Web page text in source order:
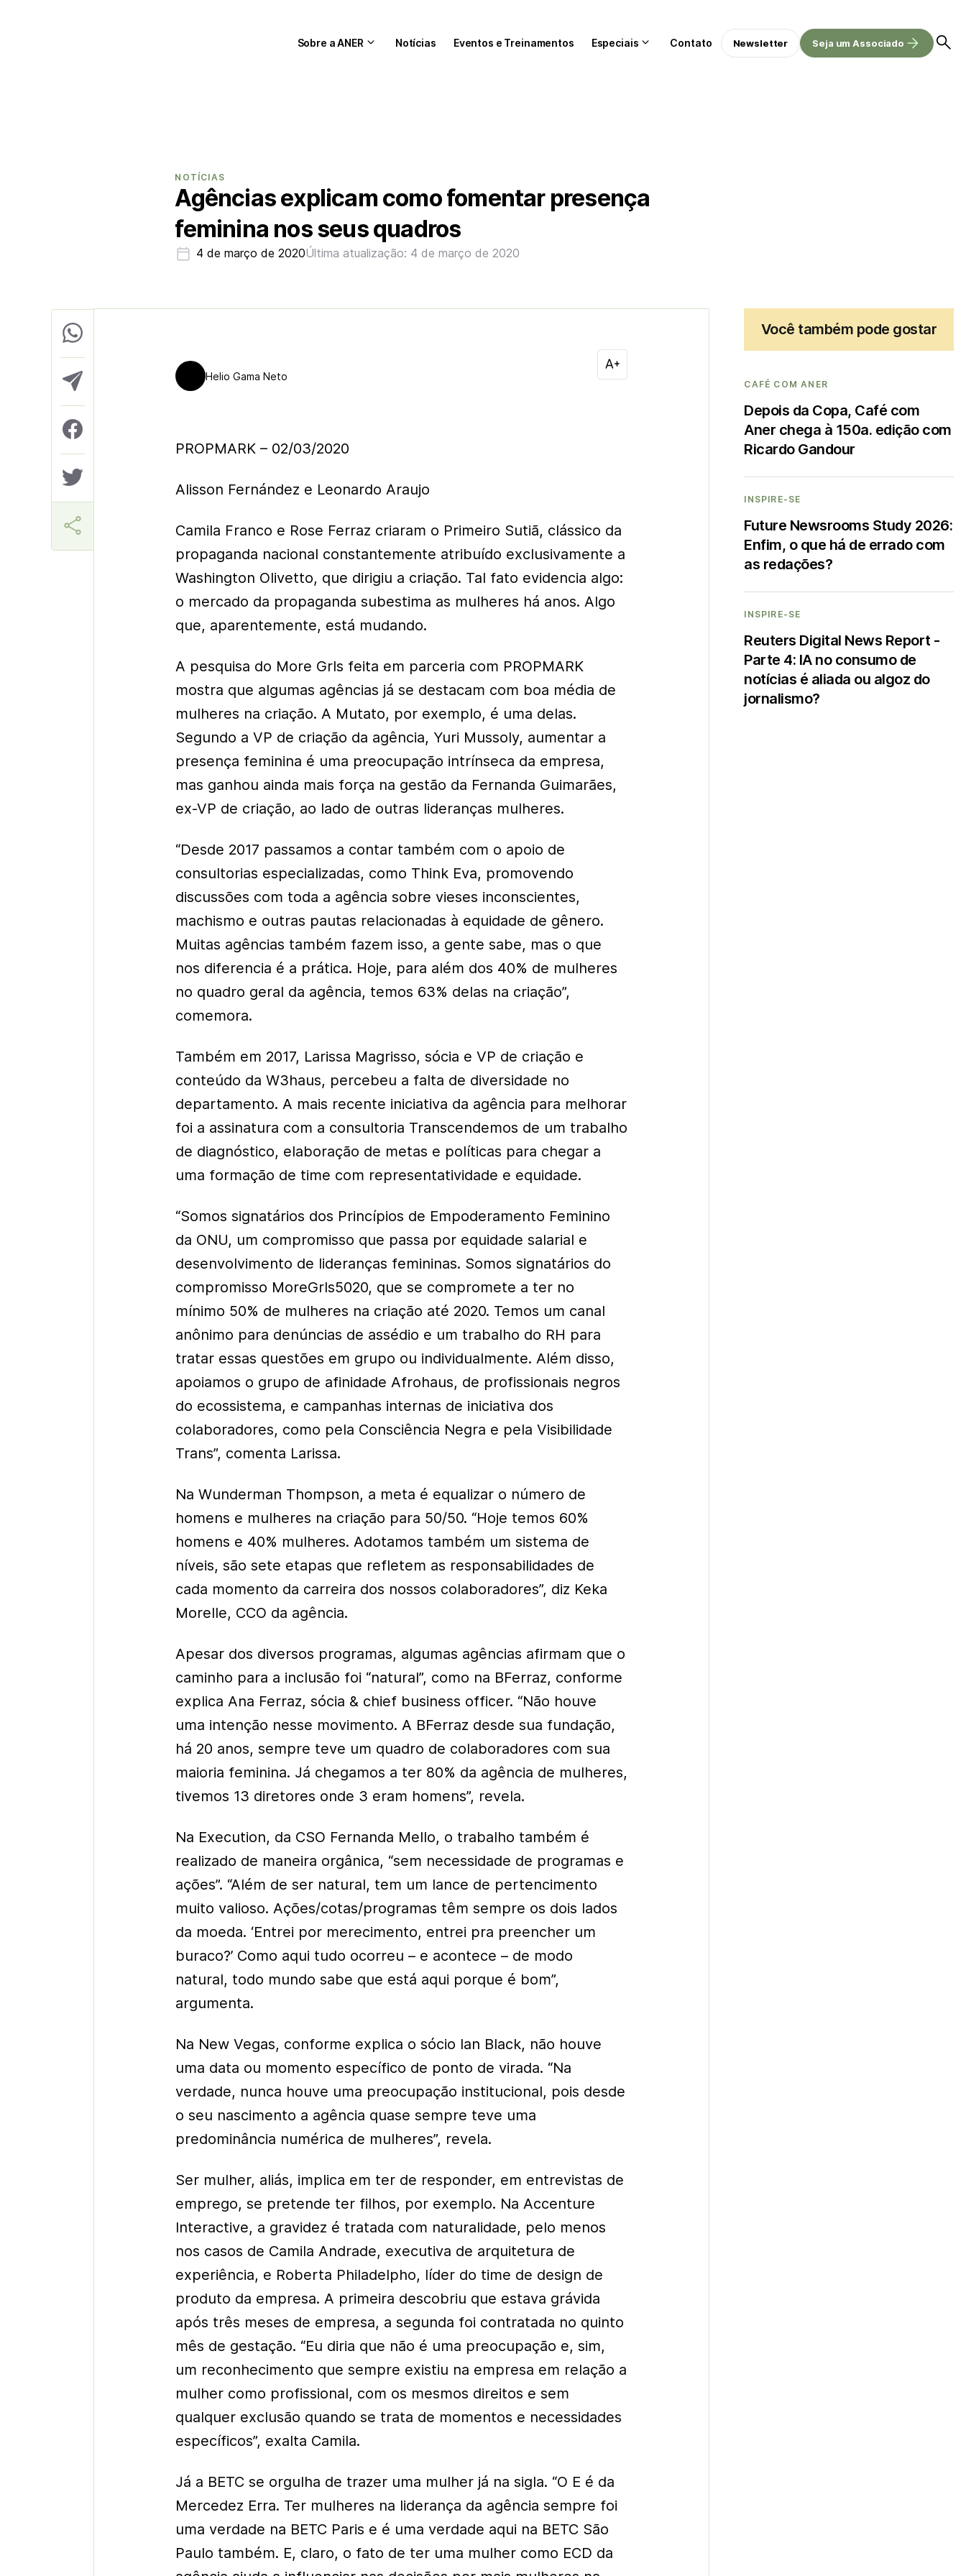
Sobre a ANER Notícias Eventos e Treinamentos Especiais Contato Newsletter Seja um Associado
NOTÍCIAS
Agências explicam como fomentar presença
feminina nos seus quadros
4 de março de 2020Última atualização: 4 de março de 2020
Helio Gama Neto
PROPMARK – 02/03/2020
Alisson Fernández e Leonardo Araujo
Camila Franco e Rose Ferraz criaram o Primeiro Sutiã, clássico da
propaganda nacional constantemente atribuído exclusivamente a
Washington Olivetto, que dirigiu a criação. Tal fato evidencia algo:
o mercado da propaganda subestima as mulheres há anos. Algo
que, aparentemente, está mudando.
A pesquisa do More Grls feita em parceria com PROPMARK
mostra que algumas agências já se destacam com boa média de
mulheres na criação. A Mutato, por exemplo, é uma delas.
Segundo a VP de criação da agência, Yuri Mussoly, aumentar a
presença feminina é uma preocupação intrínseca da empresa,
mas ganhou ainda mais força na gestão da Fernanda Guimarães,
ex-VP de criação, ao lado de outras lideranças mulheres.
“Desde 2017 passamos a contar também com o apoio de
consultorias especializadas, como Think Eva, promovendo
discussões com toda a agência sobre vieses inconscientes,
machismo e outras pautas relacionadas à equidade de gênero.
Muitas agências também fazem isso, a gente sabe, mas o que
nos diferencia é a prática. Hoje, para além dos 40% de mulheres
no quadro geral da agência, temos 63% delas na criação”,
comemora.
Também em 2017, Larissa Magrisso, sócia e VP de criação e
conteúdo da W3haus, percebeu a falta de diversidade no
departamento. A mais recente iniciativa da agência para melhorar
foi a assinatura com a consultoria Transcendemos de um trabalho
de diagnóstico, elaboração de metas e políticas para chegar a
uma formação de time com representatividade e equidade.
“Somos signatários dos Princípios de Empoderamento Feminino
da ONU, um compromisso que passa por equidade salarial e
desenvolvimento de lideranças femininas. Somos signatários do
compromisso MoreGrls5020, que se compromete a ter no
mínimo 50% de mulheres na criação até 2020. Temos um canal
anônimo para denúncias de assédio e um trabalho do RH para
tratar essas questões em grupo ou individualmente. Além disso,
apoiamos o grupo de afinidade Afrohaus, de profissionais negros
do ecossistema, e campanhas internas de iniciativa dos
colaboradores, como pela Consciência Negra e pela Visibilidade
Trans”, comenta Larissa.
Na Wunderman Thompson, a meta é equalizar o número de
homens e mulheres na criação para 50/50. “Hoje temos 60%
homens e 40% mulheres. Adotamos também um sistema de
níveis, são sete etapas que refletem as responsabilidades de
cada momento da carreira dos nossos colaboradores”, diz Keka
Morelle, CCO da agência.
Apesar dos diversos programas, algumas agências afirmam que o
caminho para a inclusão foi “natural”, como na BFerraz, conforme
explica Ana Ferraz, sócia & chief business officer. “Não houve
uma intenção nesse movimento. A BFerraz desde sua fundação,
há 20 anos, sempre teve um quadro de colaboradores com sua
maioria feminina. Já chegamos a ter 80% da agência de mulheres,
tivemos 13 diretores onde 3 eram homens”, revela.
Na Execution, da CSO Fernanda Mello, o trabalho também é
realizado de maneira orgânica, “sem necessidade de programas e
ações”. “Além de ser natural, tem um lance de pertencimento
muito valioso. Ações/cotas/programas têm sempre os dois lados
da moeda. ‘Entrei por merecimento, entrei pra preencher um
buraco?’ Como aqui tudo ocorreu – e acontece – de modo
natural, todo mundo sabe que está aqui porque é bom”,
argumenta.
Na New Vegas, conforme explica o sócio Ian Black, não houve
uma data ou momento específico de ponto de virada. “Na
verdade, nunca houve uma preocupação institucional, pois desde
o seu nascimento a agência quase sempre teve uma
predominância numérica de mulheres”, revela.
Ser mulher, aliás, implica em ter de responder, em entrevistas de
emprego, se pretende ter filhos, por exemplo. Na Accenture
Interactive, a gravidez é tratada com naturalidade, pelo menos
nos casos de Camila Andrade, executiva de arquitetura de
experiência, e Roberta Philadelpho, líder do time de design de
produto da empresa. A primeira descobriu que estava grávida
após três meses de empresa, a segunda foi contratada no quinto
mês de gestação. “Eu diria que não é uma preocupação e, sim,
um reconhecimento que sempre existiu na empresa em relação a
mulher como profissional, com os mesmos direitos e sem
qualquer exclusão quando se trata de momentos e necessidades
específicos”, exalta Camila.
Já a BETC se orgulha de trazer uma mulher já na sigla. “O E é da
Mercedez Erra. Ter mulheres na liderança da agência sempre foi
uma verdade na BETC Paris e é uma verdade aqui na BETC São
Paulo também. E, claro, o fato de ter uma mulher como ECD da
Você também pode gostar
CAFÉ COM ANER
Depois da Copa, Café com
Aner chega à 150a. edição com
Ricardo Gandour
INSPIRE-SE
Future Newsrooms Study 2026:
Enfim, o que há de errado com
as redações?
INSPIRE-SE
Reuters Digital News Report -
Parte 4: IA no consumo de
notícias é aliada ou algoz do
jornalismo?